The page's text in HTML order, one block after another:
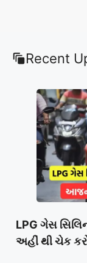
Recent
LPG ગેસ
અહીં થી ચેક